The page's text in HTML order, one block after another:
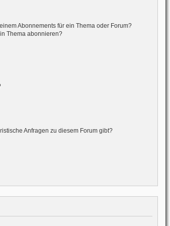
Abonnements für ein Thema oder Forum?
Thema abonnieren?
Anfragen zu diesem Forum gibt?